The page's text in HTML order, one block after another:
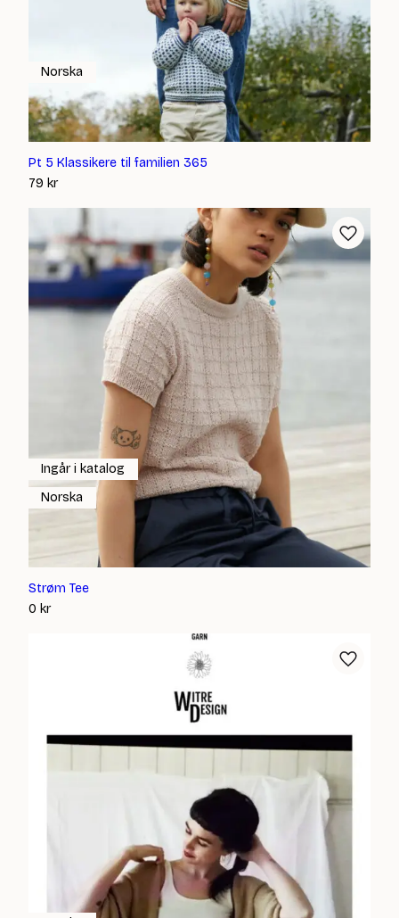
Pt 5 Klassikere til familien 365
79 kr
Norska
Strøm Tee
0 kr
Ingår i katalog
Norska